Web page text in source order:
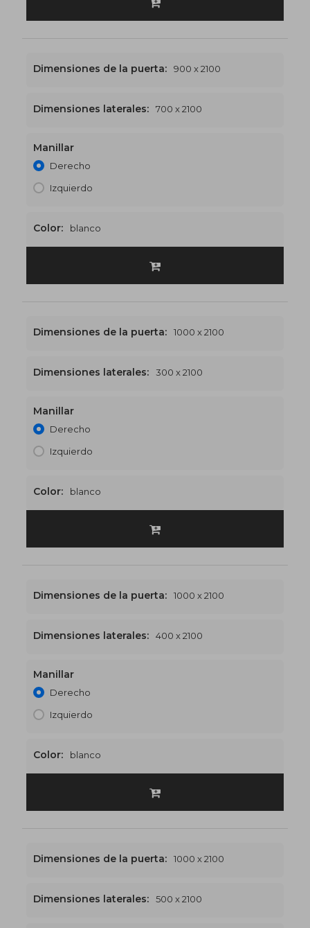
1600 x 2100
Dimensiones de la puerta: 900 x 2100
Dimensiones laterales: 700 x 2100
Manillar
Derecho
Izquierdo
Color: blanco
1300 x 2100
Dimensiones de la puerta: 1000 x 2100
Dimensiones laterales: 300 x 2100
Manillar
Derecho
Izquierdo
Color: blanco
1400 x 2100
Dimensiones de la puerta: 1000 x 2100
Dimensiones laterales: 400 x 2100
Manillar
Derecho
Izquierdo
Color: blanco
Dimensiones de la puerta: 1000 x 2100
Dimensiones laterales: 500 x 2100